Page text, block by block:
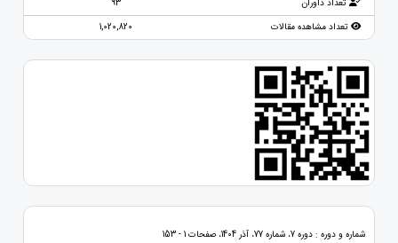
تعداد داوران
93
تعداد مشاهده مقالات
1,020,820
شماره و دوره : دوره 7، شماره 77، آذر 1404، صفحات 1 - 153